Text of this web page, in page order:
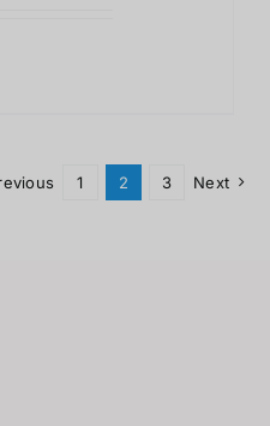
1 2 3 Next